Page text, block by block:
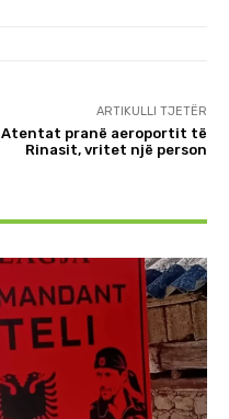
ARTIKULLI TJETËR
Atentat pranë aeroportit të
Rinasit, vritet një person